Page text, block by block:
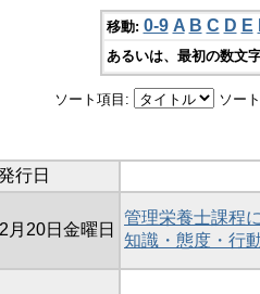
移動: 0-9 A B C D E
あるいは、最初の数文
ソート項目: ソー
行日
月20日金曜日
管理栄養士課程
知識・態度・行